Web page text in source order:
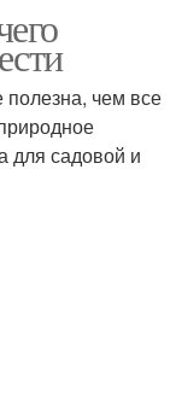
из извести
для побелки
полезна, чем все
для садовой и